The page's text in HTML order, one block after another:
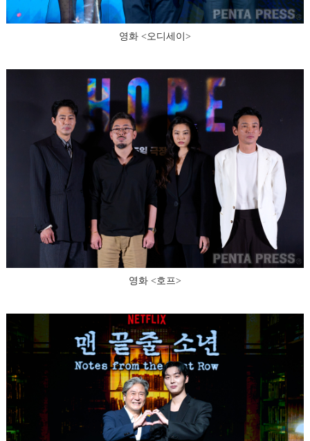
영화 <오디세이>
영화 <호프>